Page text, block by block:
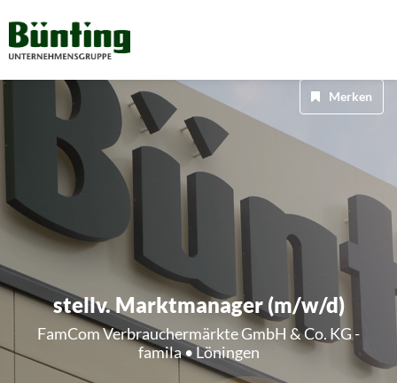
stellv. Marktmanager (m/w/d)
FamCom Verbrauchermärkte GmbH & Co. KG -
famila • Löningen
Merken